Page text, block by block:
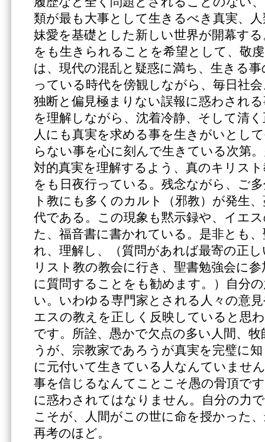
類が最も大事として生きるべき真実、
妹愛を基礎とした新しい世界が開幕す
をも生きられることを希望として、敬
は、現代の混乱と疑惑に満ち、生きる
っている時代を傍観しながら、毎日社
独断と偏見極まりない誤報に惑わされ
を理解しながら、沈着冷静、そして清
人にも真実を求める事を生きがいとし
らない事を心に刻んで生きている次第
対的真実を理解するよう、真のキリス
をも日夜行っている。残念ながら、ご
ト教にも多くのカルト（邪教）が発生
代である。この現象も黙示録や、イエ
た、福音書に書かれている。是非とも
れ、理解し、（質問があれば最寄の正
リスト教の教会に行き、聖書勉強会に
に質問することをも勧めます。）自分
い。いわゆる専門家とされる人々の意
エスの教えを正しく反映していると思
です。所詮、愚かで欠点の多い人間、
うが、宗教家であろうが真実を完璧に
に元付いて生きている人なんていませ
事を信じるなんてことこそ愚の骨頂で
に惑わされてはなりません。自分の力
こそが、人間がこの世に命を授かった
再考のほど。